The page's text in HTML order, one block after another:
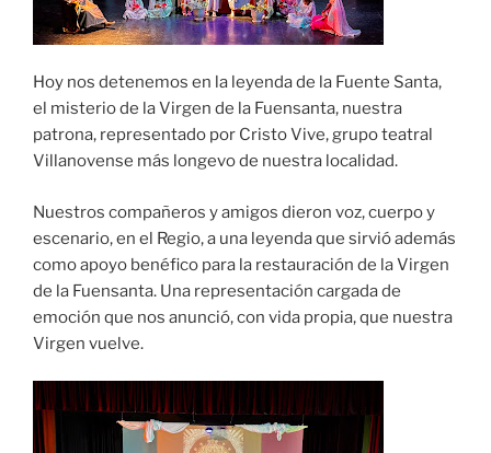
Hoy nos detenemos en la leyenda de la Fuente Santa,
el misterio de la Virgen de la Fuensanta, nuestra
patrona, representado por Cristo Vive, grupo teatral
Villanovense más longevo de nuestra localidad.
Nuestros compañeros y amigos dieron voz, cuerpo y
escenario, en el Regio, a una leyenda que sirvió además
como apoyo benéfico para la restauración de la Virgen
de la Fuensanta. Una representación cargada de
emoción que nos anunció, con vida propia, que nuestra
Virgen vuelve.